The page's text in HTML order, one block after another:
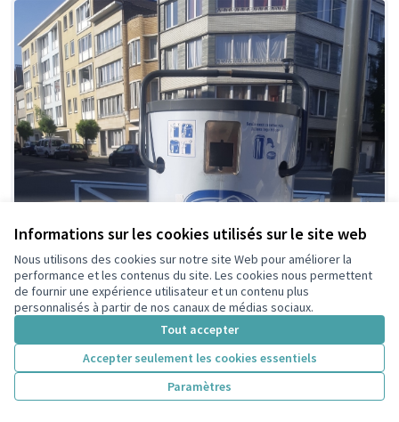
Informations sur les cookies utilisés sur le site web
Nous utilisons des cookies sur notre site Web pour améliorer la
performance et les contenus du site. Les cookies nous permettent
de fournir une expérience utilisateur et un contenu plus
personnalisés à partir de nos canaux de médias sociaux.
Tout accepter
Accepter seulement les cookies essentiels
Paramètres